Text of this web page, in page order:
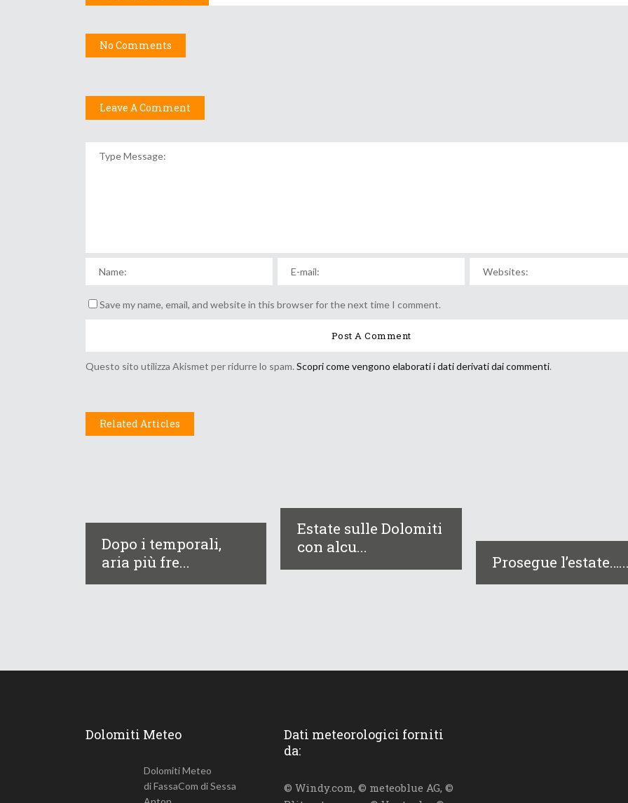
No Comments
Leave A Comment
Save my name, email, and website in this browser for the next time I comment.
Questo sito utilizza Akismet per ridurre lo spam. Scopri come vengono elaborati i dati derivati dai commenti.
Related Articles
Dopo i temporali,
aria più fre...
Estate sulle Dolomiti
con alcu...
Prosegue l’estate…...
Dolomiti Meteo
Dolomiti Meteo
di FassaCom di Sessa
Dati meteorologici forniti
da:
© Windy.com, © meteoblue AG, ©